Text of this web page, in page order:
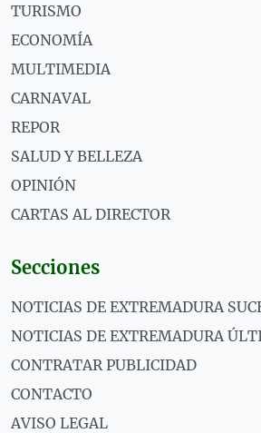
TURISMO
ECONOMÍA
MULTIMEDIA
CARNAVAL
REPOR
SALUD Y BELLEZA
OPINIÓN
CARTAS AL DIRECTOR
Secciones
NOTICIAS DE EXTREMADURA
NOTICIAS DE EXTREMADURA
CONTRATAR PUBLICIDAD
CONTACTO
AVISO LEGAL